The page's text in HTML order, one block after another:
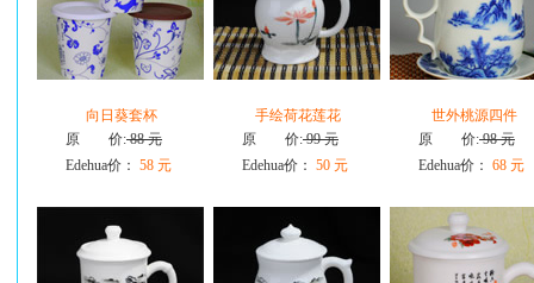
向日葵套杯
原 价:88 元
Edehua价： 58 元
手绘荷花莲花
原 价:99 元
Edehua价： 50 元
世外桃源四件
原 价:98 元
Edehua价： 68 元